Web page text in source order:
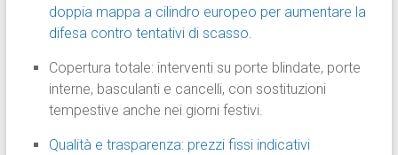
doppia mappa a cilindro europeo per aumentare la
difesa contro tentativi di scasso.
Copertura totale: interventi su porte blindate, porte
interne, basculanti e cancelli, con sostituzioni
tempestive anche nei giorni festivi.
Qualità e trasparenza: prezzi fissi indicativi